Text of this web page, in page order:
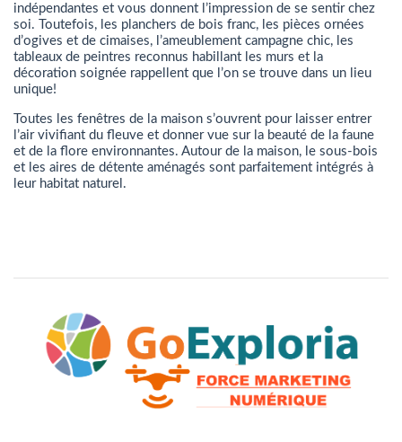
indépendantes et vous donnent l’impression de se sentir chez
soi. Toutefois, les planchers de bois franc, les pièces ornées
d’ogives et de cimaises, l’ameublement campagne chic, les
tableaux de peintres reconnus habillant les murs et la
décoration soignée rappellent que l’on se trouve dans un lieu
unique!
Toutes les fenêtres de la maison s’ouvrent pour laisser entrer
l’air vivifiant du fleuve et donner vue sur la beauté de la faune
et de la flore environnantes. Autour de la maison, le sous-bois
et les aires de détente aménagés sont parfaitement intégrés à
leur habitat naturel.